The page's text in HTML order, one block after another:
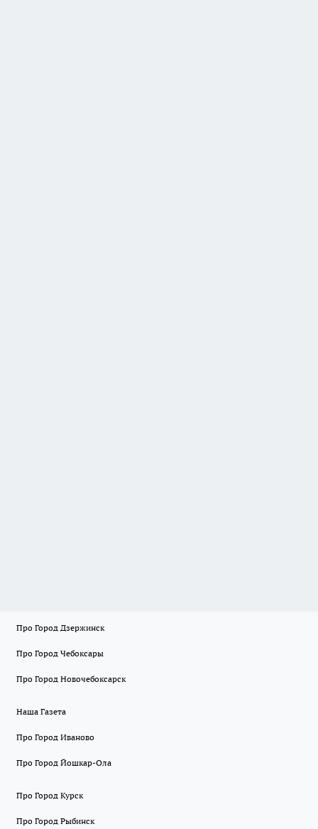
Про Город Дзержинск
Про Город Чебоксары
Про Город Новочебоксарск
Наша Газета
Про Город Иваново
Про Город Йошкар-Ола
Про Город Курск
Про Город Рыбинск